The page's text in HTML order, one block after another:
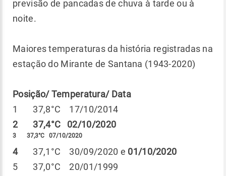
previsão de pancadas de chuva à tarde ou à
noite.
Maiores temperaturas da história registradas na
estação do Mirante de Santana (1943-2020)
Posição/ Temperatura/ Data
1 37,8°C 17/10/2014
2 37,4°C 02/10/2020
3 37,3°C 07/10/2020
4 37,1°C 30/09/2020 e 01/10/2020
5 37,0°C 20/01/1999